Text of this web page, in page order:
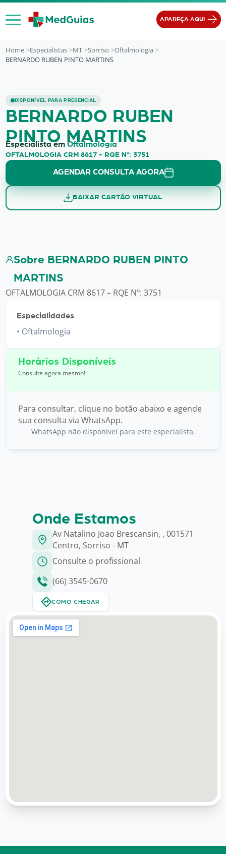
Ir para o conteúdo
APAREÇA AQUI
Home Especialistas MT Sorriso
Oftalmologia
BERNARDO RUBEN PINTO MARTINS
DISPONÍVEL PARA PRESENCIAL
BERNARDO RUBEN PINTO MARTINS
BERNARDO RUBEN
PINTO MARTINS
Especialista em Oftalmologia
OFTALMOLOGIA CRM 8617 - RQE Nº: 3751
AGENDAR CONSULTA AGORA
BAIXAR CARTÃO VIRTUAL
Sobre BERNARDO RUBEN PINTO
MARTINS
OFTALMOLOGIA CRM 8617 – RQE Nº: 3751
Especialidades
Oftalmologia
Horários Disponíveis
Consulte agora mesmo!
Para consultar, clique no botão abaixo e agende
sua consulta via WhatsApp.
WhatsApp não disponível para este especialista.
Onde Estamos
Av Natalino Joao Brescansin, , 001571
Centro, Sorriso - MT
Consulte o profissional
(66) 3545-0670
COMO CHEGAR